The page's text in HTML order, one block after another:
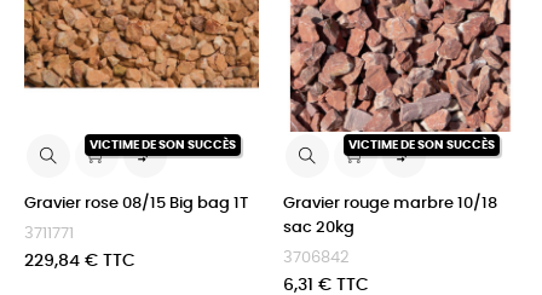
VICTIME DE SON SUCCÈS

Gravier rose 08/15 Big bag 1T
3711771
Prix
229,84 € TTC
VICTIME DE SON SUCCÈS

Gravier rouge marbre 10/18
sac 20kg
3706842
Prix
6,31 € TTC